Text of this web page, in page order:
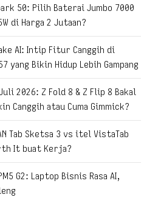
50: Pilih Baterai Jumbo 7000
di Harga 2 Jutaan?
AI: Intip Fitur Canggih di
yang Bikin Hidup Lebih Gampang
2026: Z Fold 8 & Z Flip 8 Bakal
Canggih atau Cuma Gimmick?
Tab Sketsa 3 vs itel VistaTab
It buat Kerja?
G2: Laptop Bisnis Rasa AI,